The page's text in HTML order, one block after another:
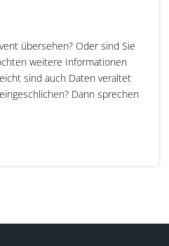
übersehen? Oder sind Sie
weitere Informationen
sind auch Daten veraltet
Dann sprechen